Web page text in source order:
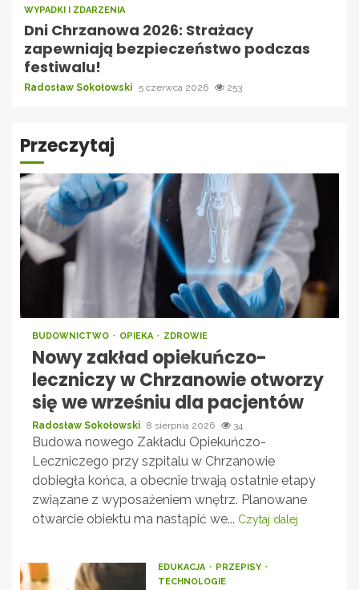
WYPADKI I ZDARZENIA
Dni Chrzanowa 2026: Strażacy
zapewniają bezpieczeństwo podczas
festiwalu!
Radosław Sokołowski 5 czerwca 2026 253
Przeczytaj
BUDOWNICTWO OPIEKA ZDROWIE
Nowy zakład opiekuńczo-
leczniczy w Chrzanowie otworzy
się we wrześniu dla pacjentów
Radosław Sokołowski 8 sierpnia 2026 34
Budowa nowego Zakładu Opiekuńczo-
Leczniczego przy szpitalu w Chrzanowie
dobiegła końca, a obecnie trwają ostatnie etapy
związane z wyposażeniem wnętrz. Planowane
otwarcie obiektu ma nastąpić we... Czytaj dalej
EDUKACJA
PRZEPISY
TECHNOLOGIE